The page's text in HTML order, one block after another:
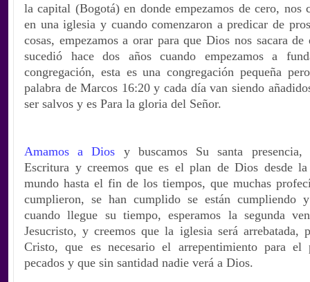
la capital (Bogotá) en donde empezamos de cero, nos
en una iglesia y cuando comenzaron a predicar de
cosas, empezamos a orar para que Dios nos sacara
sucedió hace dos años cuando empezamos a
congregación, esta es una congregación pequeña
palabra de Marcos 16:20 y cada día van siendo
ser salvos y es Para la gloria del Señor.
Amamos a Dios y buscamos Su santa presencia,
Escritura y creemos que es el plan de Dios desde
mundo hasta el fin de los tiempos, que muchas
cumplieron, se han cumplido se están cumpliendo
cuando llegue su tiempo, esperamos la segunda
Jesucristo, y creemos que la iglesia será arrebatada,
Cristo, que es necesario el arrepentimiento para el
pecados y que sin santidad nadie verá a Dios.